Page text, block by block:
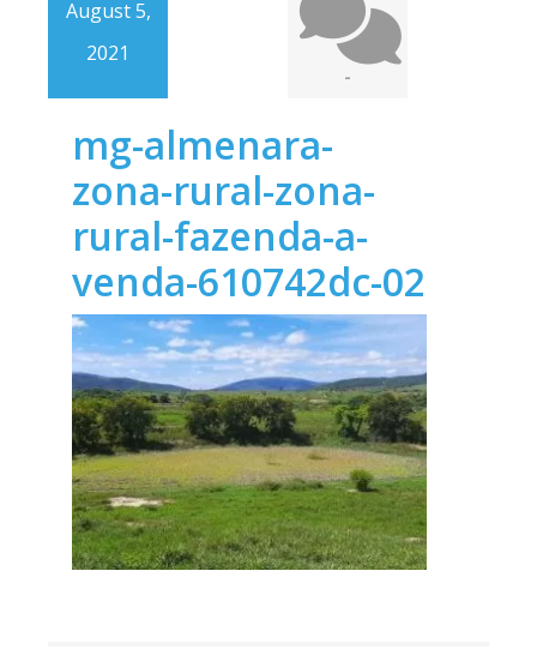
August 5,
2021
-
mg-almenara-
zona-rural-zona-
rural-fazenda-a-
venda-610742dc-02